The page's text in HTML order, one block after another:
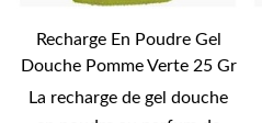
Recharge En Poudre Gel
Douche Pomme Verte 25 Gr
-Pimpant-
La recharge de gel douche